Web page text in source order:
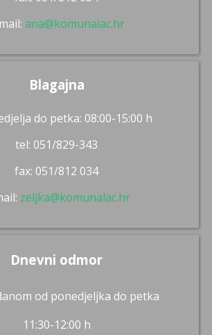
ana@komunalac.hr
Blagajna
do petka: 08:00-15:00 h
tel: 051/829-343
fax: 051/812 034
zeljka@komunalac.hr
Dnevni odmor
od ponedjeljka do petka
11:30-12:00 h